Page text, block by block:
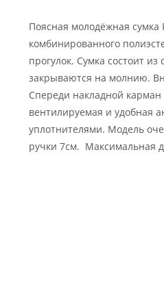
Поясная молодёжная сумка
комбинированного
прогулок. Сумка состоит
закрываются на молнию.
Спереди накладной
вентилируемая и удобная
уплотнителями. Модель
ручки 7см. Максимальная